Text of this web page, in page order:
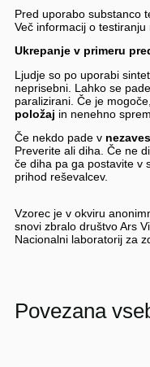
Pred uporabo substanco
Več informacij o testiranju
Ukrepanje v primeru
Ljudje so po uporabi
neprisebni. Lahko se
paralizirani. Če je
položaj in nenehno
Če nekdo pade v
Preverite ali diha. Če ne
če diha pa ga postavite v
prihod reševalcev.
Vzorec je v okviru
snovi zbralo društvo Ars
Nacionalni laboratorij za
Povezana